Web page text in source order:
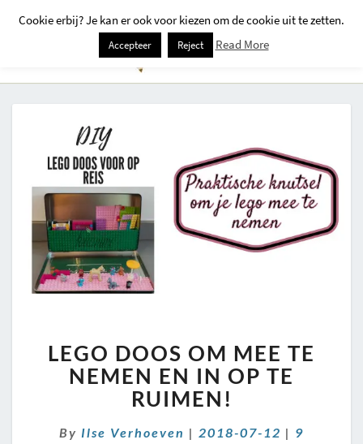
DOOS
OM
MEE
TE
LEGO DOOS OM MEE TE
NEMEN EN IN OP TE
RUIMEN!
By Ilse Verhoeven | 2018-07-12 | 9
Cookie erbij? Je kan er ook voor kiezen om de cookie uit te zetten.
Accepteer Reject Read More